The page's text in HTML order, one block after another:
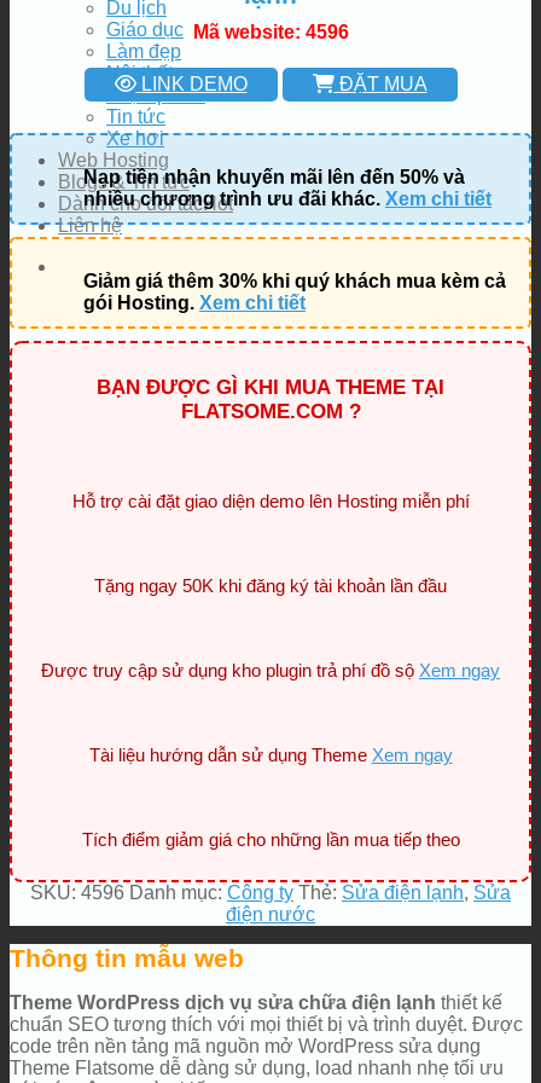
Du lịch
Giáo dục
Làm đẹp
Nội thất
Thực phẩm
Tin tức
Xe hơi
Web Hosting
Blogs & Tin tức
Dành cho đối tác
Liên hệ
Mã website: 4596
LINK DEMO ĐẶT MUA
Nạp tiền nhận khuyến mãi lên đến 50% và
nhiều chương trình ưu đãi khác. Xem chi tiết
Giảm giá thêm 30% khi quý khách mua kèm cả
gói Hosting. Xem chi tiết
BẠN ĐƯỢC GÌ KHI MUA THEME TẠI
FLATSOME.COM ?
Hỗ trợ cài đặt giao diện demo lên Hosting miễn phí
Tặng ngay 50K khi đăng ký tài khoản lần đầu
Được truy cập sử dụng kho plugin trả phí đồ sộ Xem ngay
Tài liệu hướng dẫn sử dụng Theme Xem ngay
Tích điểm giảm giá cho những lần mua tiếp theo
SKU: 4596 Danh mục: Công ty Thẻ: Sửa điện lạnh, Sửa
điện nước
Thông tin mẫu web
Theme WordPress dịch vụ sửa chữa điện lạnh thiết kế
chuẩn SEO tương thích với mọi thiết bị và trình duyệt. Được
code trên nền tảng mã nguồn mở WordPress sửa dụng
Theme Flatsome dễ dàng sử dụng, load nhanh nhẹ tối ưu